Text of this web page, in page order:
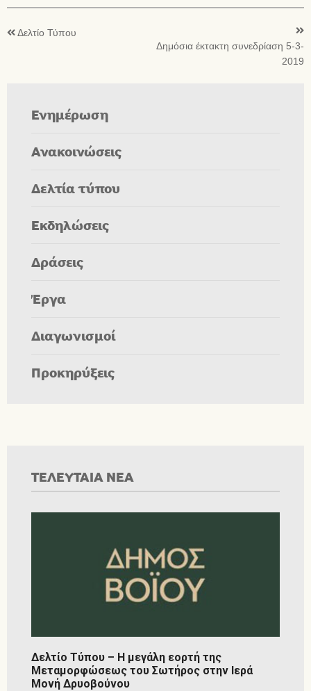
Δελτίο Τύπου
Δημόσια έκτακτη συνεδρίαση 5-3-
2019
Ενημέρωση
Ανακοινώσεις
Δελτία τύπου
Εκδηλώσεις
Δράσεις
Έργα
Διαγωνισμοί
Προκηρύξεις
ΤΕΛΕΥΤΑΙΑ ΝΕΑ
Δελτίο Τύπου – Η μεγάλη εορτή της
Μεταμορφώσεως του Σωτήρος στην Ιερά
Μονή Δρυοβούνου